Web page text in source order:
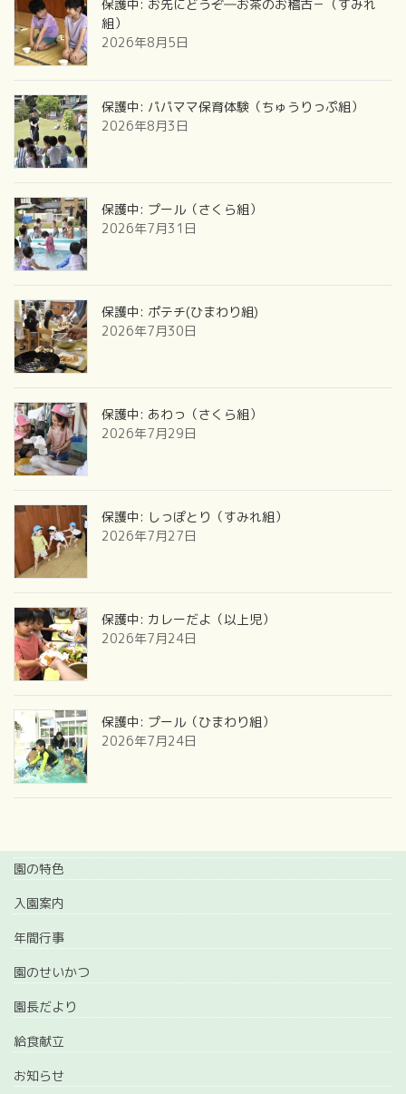
保護中: お先にどうぞ―お茶のお稽古－（すみれ
組）
2026年8月5日
保護中: パパママ保育体験（ちゅうりっぷ組）
2026年8月3日
保護中: プール（さくら組）
2026年7月31日
保護中: ポテチ(ひまわり組)
2026年7月30日
保護中: あわっ（さくら組）
2026年7月29日
保護中: しっぽとり（すみれ組）
2026年7月27日
保護中: カレーだよ（以上児）
2026年7月24日
保護中: プール（ひまわり組）
2026年7月24日
園の特色
入園案内
年間行事
園のせいかつ
園長だより
給食献立
お知らせ